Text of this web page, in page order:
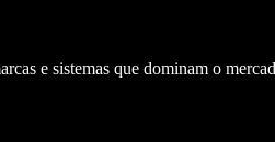
e sistemas que dominam o